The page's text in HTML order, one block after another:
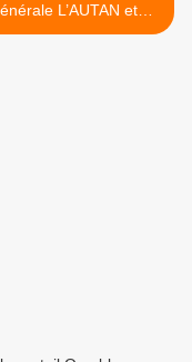
L’AUTAN et
du vendredi